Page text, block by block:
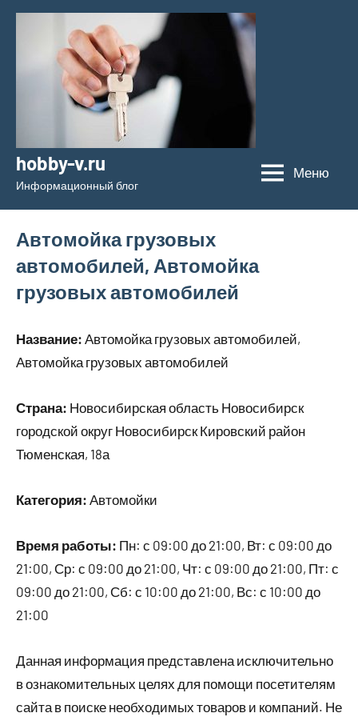
Перейти
содержимому
hobby-v.ru
Информационный блог
Меню
Автомойка грузовых
автомобилей, Автомойка
грузовых автомобилей
Название: Автомойка грузовых автомобилей,
Автомойка грузовых автомобилей
Страна: Новосибирская область Новосибирск
городской округ Новосибирск Кировский район
Тюменская, 18а
Категория: Автомойки
Время работы: Пн: с 09:00 до 21:00, Вт: с 09:00 до
21:00, Ср: с 09:00 до 21:00, Чт: с 09:00 до 21:00, Пт: с
09:00 до 21:00, Сб: с 10:00 до 21:00, Вс: с 10:00 до
21:00
Данная информация представлена исключительно
в ознакомительных целях для помощи посетителям
сайта в поиске необходимых товаров и компаний. Не